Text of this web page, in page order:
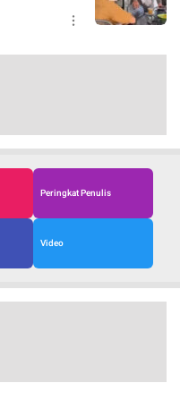
Peringkat Penulis
Video